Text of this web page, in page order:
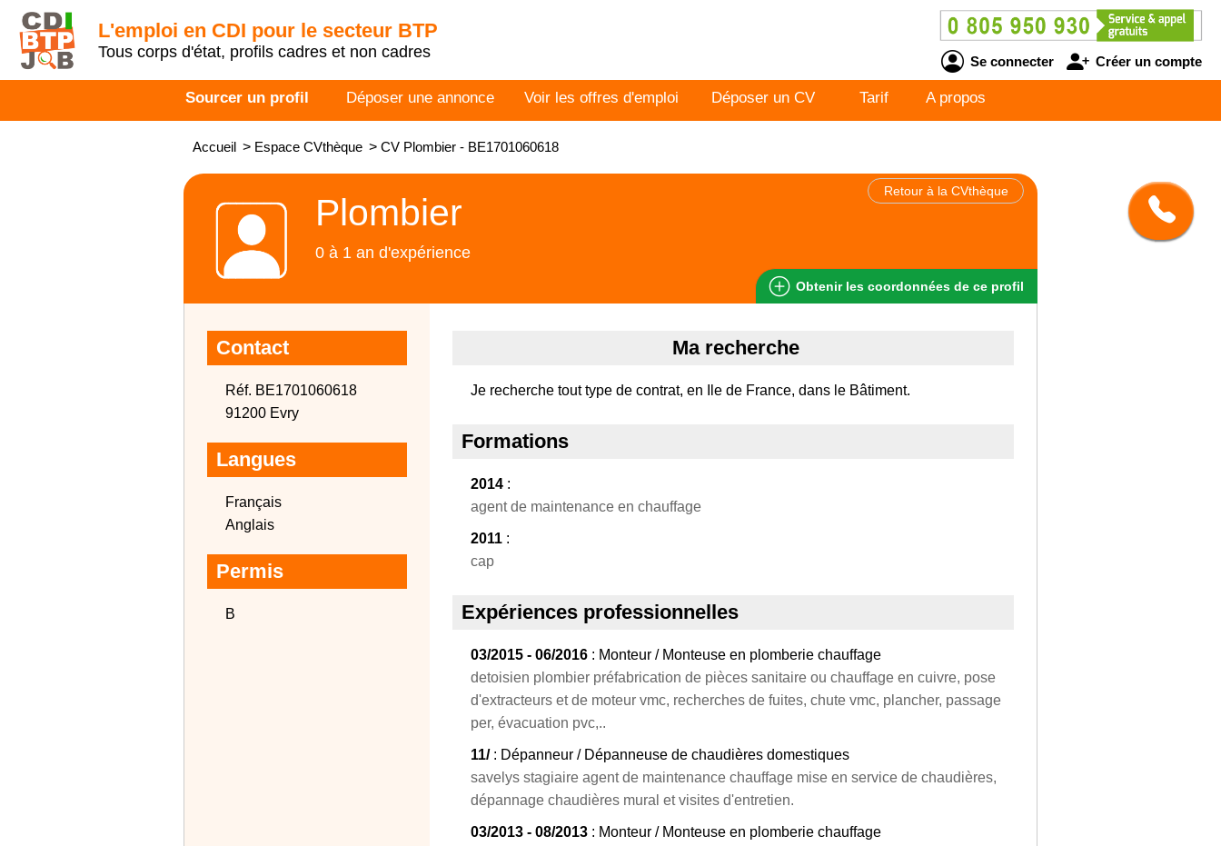
L'emploi en CDI pour le secteur BTP
Tous corps d'état, profils cadres et non cadres
Se connecter Créer un compte
Sourcer un profil Déposer une annonce Voir les offres d'emploi Déposer un CV Tarif A propos
Accueil > Espace CVthèque > CV Plombier - BE1701060618
Retour à la CVthèque
Plombier
0 à 1 an d'expérience
Obtenir les coordonnées de ce profil
Contact
Réf. BE1701060618
91200 Evry
Langues
Français
Anglais
Permis
B
Ma recherche
Je recherche tout type de contrat, en Ile de France, dans le Bâtiment.
Formations
2014 :
agent de maintenance en chauffage
2011 :
cap
Expériences professionnelles
03/2015 - 06/2016 : Monteur / Monteuse en plomberie chauffage
detoisien plombier préfabrication de pièces sanitaire ou chauffage en cuivre, pose
d'extracteurs et de moteur vmc, recherches de fuites, chute vmc, plancher, passage
per, évacuation pvc,..
11/: Dépanneur / Dépanneuse de chaudières domestiques
savelys stagiaire agent de maintenance chauffage mise en service de chaudières,
dépannage chaudières mural et visites d'entretien.
03/2013 - 08/2013 : Monteur / Monteuse en plomberie chauffage